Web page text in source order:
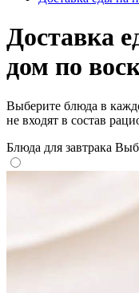
Доставка
дом по
Выберите блюда в
не входят в состав
Блюда для завтрака